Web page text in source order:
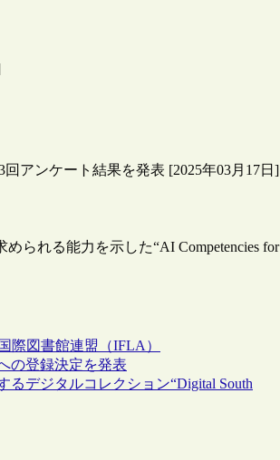
アンケート結果を発表 [2025年03月17日]
られる能力を示した“AI Competencies for
国際図書館連盟（IFLA）
の登録決定を発表
デジタルコレクション“Digital South